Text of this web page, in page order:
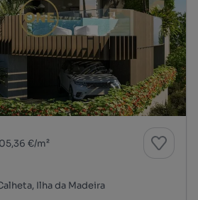
€/m²
Ilha da Madeira